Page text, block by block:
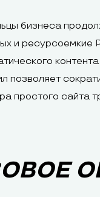
бизнеса
и ресурсоемкие
позволяет
простого сайта